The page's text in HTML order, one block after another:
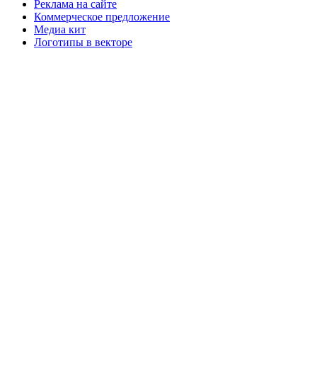
Реклама на сайте
Коммерческое предложение
Медиа кит
Логотипы в векторе